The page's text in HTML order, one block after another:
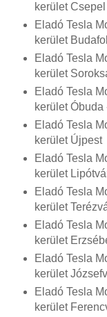
kerület Csepel
Eladó Tesla
kerület
Eladó Tesla
kerület
Eladó Tesla
kerület
Eladó Tesla
kerület Újpest
Eladó Tesla
kerület
Eladó Tesla
kerület
Eladó Tesla
kerület
Eladó Tesla
kerület
Eladó Tesla
kerület